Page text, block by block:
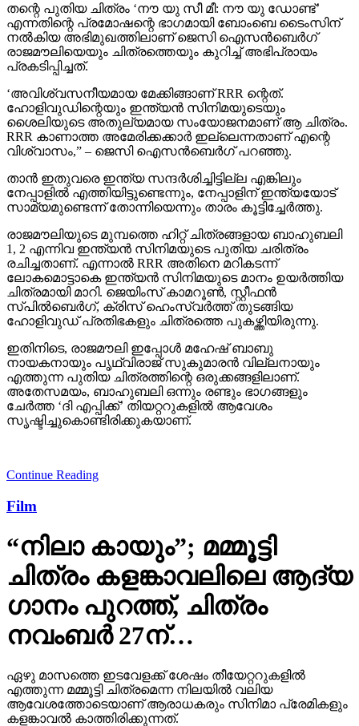
തന്റെ പുതിയ ചിത്രം ‘നൗ യു സീ മീ: നൗ യു ഡോണ്ട്’
എന്നതിന്റെ പ്രമോഷന്റെ ഭാഗമായി ബോംബെ ടൈംസിന്
നല്‍കിയ അഭിമുഖത്തിലാണ് ജെസി ഐസന്‍ബെര്‍ഗ്
രാജമൗലിയെയും ചിത്രത്തെയും കുറിച്ച് അഭിപ്രായം
പ്രകടിപ്പിച്ചത്.
‘അവിശ്വസനീയമായ മേക്കിങ്ങാണ് RRR ന്റെത്.
ഹോളിവുഡിന്റെയും ഇന്ത്യന്‍ സിനിമയുടെയും
ശൈലിയുടെ അതുല്യമായ സംയോജനമാണ് ആ ചിത്രം.
RRR കാണാത്ത അമേരിക്കക്കാര്‍ ഇല്ലെന്നതാണ് എന്റെ
വിശ്വാസം,” – ജെസി ഐസന്‍ബെര്‍ഗ് പറഞ്ഞു.
താന്‍ ഇതുവരെ ഇന്ത്യ സന്ദര്‍ശിച്ചിട്ടില്ല എങ്കിലും
നേപ്പാളില്‍ എത്തിയിട്ടുണ്ടെന്നും, നേപ്പാളിന് ഇന്ത്യയോട്
സാമ്യമുണ്ടെന്ന് തോന്നിയെന്നും താരം കൂട്ടിച്ചേര്‍ത്തു.
രാജമൗലിയുടെ മുമ്പത്തെ ഹിറ്റ് ചിത്രങ്ങളായ ബാഹുബലി
1, 2 എന്നിവ ഇന്ത്യന്‍ സിനിമയുടെ പുതിയ ചരിത്രം
രചിച്ചതാണ്. എന്നാല്‍ RRR അതിനെ മറികടന്ന്
ലോകമൊട്ടാകെ ഇന്ത്യന്‍ സിനിമയുടെ മാനം ഉയര്‍ത്തിയ
ചിത്രമായി മാറി. ജെയിംസ് കാമറൂണ്‍, സ്റ്റീഫന്‍
സ്പില്‍ബെര്‍ഗ്, ക്രിസ് ഹെംസ്വര്‍ത്ത് തുടങ്ങിയ
ഹോളിവുഡ് പ്രതിഭകളും ചിത്രത്തെ പുകഴ്ത്തിയിരുന്നു.
ഇതിനിടെ, രാജമൗലി ഇപ്പോള്‍ മഹേഷ് ബാബു
നായകനായും പൃഥ്വിരാജ് സുകുമാരന്‍ വില്ലനായും
എത്തുന്ന പുതിയ ചിത്രത്തിന്റെ ഒരുക്കങ്ങളിലാണ്.
അതേസമയം, ബാഹുബലി ഒന്നും രണ്ടും ഭാഗങ്ങളും
ചേര്‍ത്ത ‘ദി എപ്പിക്ക്’ തിയറ്ററുകളില്‍ ആവേശം
സൃഷ്ടിച്ചുകൊണ്ടിരിക്കുകയാണ്.
Continue Reading
Film
“നിലാ കായും”; മമ്മൂട്ടി
ചിത്രം കളങ്കാവലിലെ ആദ്യ
ഗാനം പുറത്ത്, ചിത്രം
നവംബർ 27ന്…
ഏഴു മാസത്തെ ഇടവേളക്ക് ശേഷം തീയേറ്ററുകളിൽ
എത്തുന്ന മമ്മൂട്ടി ചിത്രമെന്ന നിലയിൽ വലിയ
ആവേശത്തോടെയാണ് ആരാധകരും സിനിമാ പ്രേമികളും
കളങ്കാവൽ കാത്തിരിക്കുന്നത്.